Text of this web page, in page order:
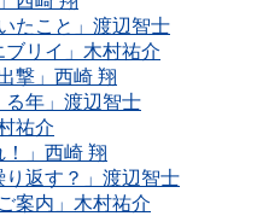
たこと」渡辺智士
ブリイ」木村祐介
撃」西崎 翔
る年」渡辺智士
祐介
！」西崎 翔
り返す？」渡辺智士
案内」木村祐介